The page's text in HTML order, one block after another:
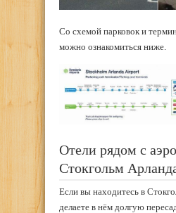
Со схемой парковок и
можно ознакомиться ниже.
Отели рядом с
Стокгольм
Если вы находитесь в
делаете в нём долгую